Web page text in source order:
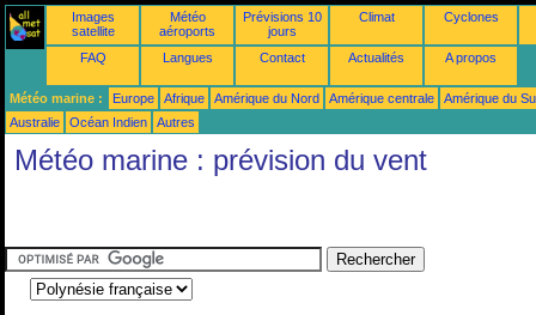
Images
satellite
Météo
aéroports
Prévisions 10
jours
Climat Cyclones
FAQ Langues Contact Actualités A propos
Météo marine : Europe Afrique Amérique du Nord Amérique centrale
Amérique du
Australie
Océan Indien Autres
Météo marine : prévision du vent